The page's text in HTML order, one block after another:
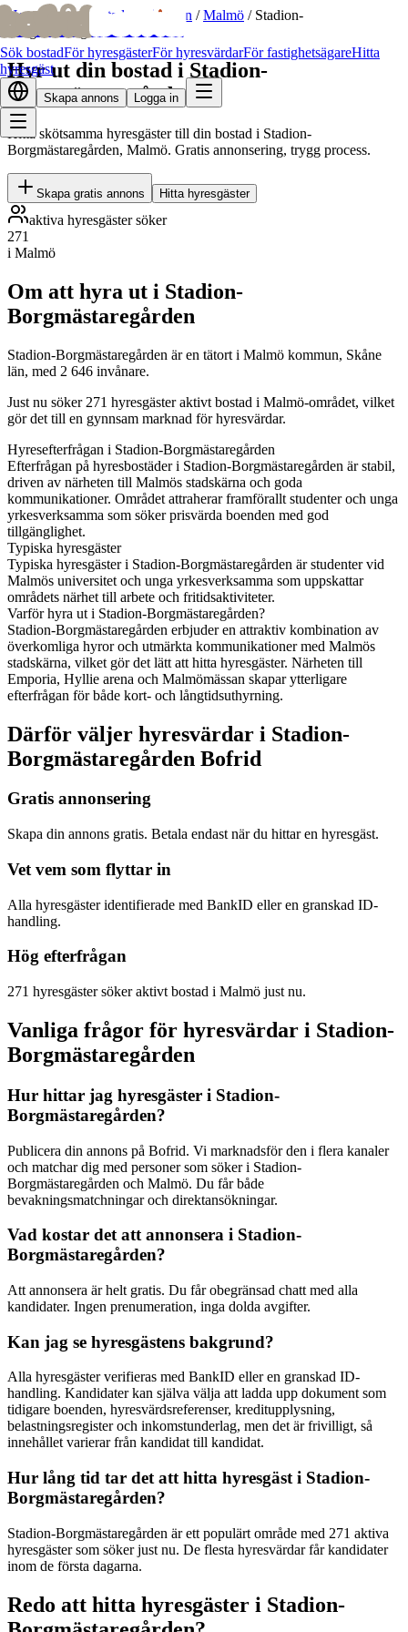
bofridbofrid
Sök bostadFör hyresgästerFör hyresvärdarFör fastighetsägareHitta
hyresgäst
Skapa annons Logga in
Hem/ Hyr ut bostad Skåne län /Malmö / Stadion-
Borgmästaregården
Hyr ut din bostad i Stadion-
Borgmästaregården
Hitta skötsamma hyresgäster till din bostad i Stadion-
Borgmästaregården, Malmö. Gratis annonsering, trygg process.
Skapa gratis annons Hitta hyresgäster
aktiva hyresgäster söker
271
i Malmö
Om att hyra ut i Stadion-
Borgmästaregården
Stadion-Borgmästaregården är en tätort i Malmö kommun, Skåne
län, med 2 646 invånare.
Just nu söker 271 hyresgäster aktivt bostad i Malmö-området, vilket
gör det till en gynnsam marknad för hyresvärdar.
Hyresefterfrågan i Stadion-Borgmästaregården
Efterfrågan på hyresbostäder i Stadion-Borgmästaregården är stabil,
driven av närheten till Malmös stadskärna och goda
kommunikationer. Området attraherar framförallt studenter och unga
yrkesverksamma som söker prisvärda boenden med god
tillgänglighet.
Typiska hyresgäster
Typiska hyresgäster i Stadion-Borgmästaregården är studenter vid
Malmös universitet och unga yrkesverksamma som uppskattar
områdets närhet till arbete och fritidsaktiviteter.
Varför hyra ut i Stadion-Borgmästaregården?
Stadion-Borgmästaregården erbjuder en attraktiv kombination av
överkomliga hyror och utmärkta kommunikationer med Malmös
stadskärna, vilket gör det lätt att hitta hyresgäster. Närheten till
Emporia, Hyllie arena och Malmömässan skapar ytterligare
efterfrågan för både kort- och långtidsuthyrning.
Därför väljer hyresvärdar i Stadion-
Borgmästaregården Bofrid
Gratis annonsering
Skapa din annons gratis. Betala endast när du hittar en hyresgäst.
Vet vem som flyttar in
Alla hyresgäster identifierade med BankID eller en granskad ID-
handling.
Hög efterfrågan
271 hyresgäster söker aktivt bostad i Malmö just nu.
Vanliga frågor för hyresvärdar i Stadion-
Borgmästaregården
Hur hittar jag hyresgäster i Stadion-
Borgmästaregården?
Publicera din annons på Bofrid. Vi marknadsför den i flera kanaler
och matchar dig med personer som söker i Stadion-
Borgmästaregården och Malmö. Du får både
bevakningsmatchningar och direktansökningar.
Vad kostar det att annonsera i Stadion-
Borgmästaregården?
Att annonsera är helt gratis. Du får obegränsad chatt med alla
kandidater. Ingen prenumeration, inga dolda avgifter.
Kan jag se hyresgästens bakgrund?
Alla hyresgäster verifieras med BankID eller en granskad ID-
handling. Kandidater kan själva välja att ladda upp dokument som
tidigare boenden, hyresvärdsreferenser, kreditupplysning,
belastningsregister och inkomstunderlag, men det är frivilligt, så
innehållet varierar från kandidat till kandidat.
Hur lång tid tar det att hitta hyresgäst i Stadion-
Borgmästaregården?
Stadion-Borgmästaregården är ett populärt område med 271 aktiva
hyresgäster som söker just nu. De flesta hyresvärdar får kandidater
inom de första dagarna.
Redo att hitta hyresgäster i Stadion-